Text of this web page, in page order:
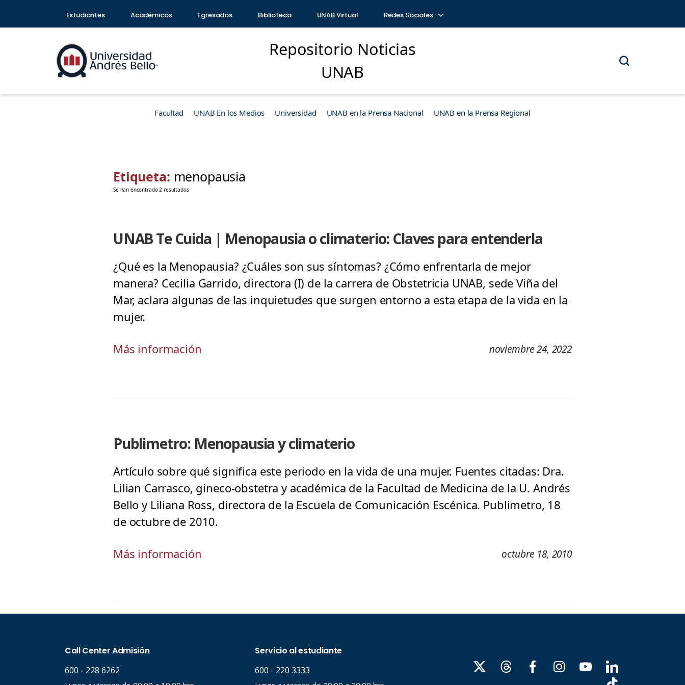
Estudiantes Académicos Egresados Biblioteca UNAB Virtual Redes Sociales
Repositorio Noticias
UNAB
Facultad UNAB En los Medios Universidad UNAB en la Prensa Nacional UNAB en la Prensa Regional
Etiqueta: menopausia
Se han encontrado 2 resultados
UNAB Te Cuida | Menopausia o climaterio: Claves para entenderla
¿Qué es la Menopausia? ¿Cuáles son sus síntomas? ¿Cómo enfrentarla de mejor
manera? Cecilia Garrido, directora (I) de la carrera de Obstetricia UNAB, sede Viña del
Mar, aclara algunas de las inquietudes que surgen entorno a esta etapa de la vida en la
mujer.
Más información noviembre 24, 2022
Publimetro: Menopausia y climaterio
Artículo sobre qué significa este periodo en la vida de una mujer. Fuentes citadas: Dra.
Lilian Carrasco, gineco-obstetra y académica de la Facultad de Medicina de la U. Andrés
Bello y Liliana Ross, directora de la Escuela de Comunicación Escénica. Publimetro, 18
de octubre de 2010.
Más información octubre 18, 2010